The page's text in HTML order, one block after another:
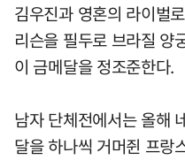
김우진과 영혼의 라이벌
리슨을 필두로 브라질 양
이 금메달을 정조준한다.
남자 단체전에서는 올해
달을 하나씩 거머쥔 프랑